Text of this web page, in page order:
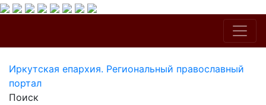
Иркутская епархия. Региональный православный
портал
Поиск